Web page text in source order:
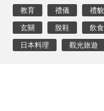
教育 禮儀 禮貌
玄關 脫鞋 飲食
日本料理 觀光旅遊